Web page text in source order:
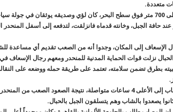
متعددة.
ومن ارتفاع يتخطى 700 متر فوق سطح البحر، كان لؤي وصديقه يوثقان في
حافة الجبل، وخانته قدماه فانزلقت، لتدفعه إلى أسفل
الإسعاف إلى المكان، وجدوا أنه من الصعب تقديم أي مساعدة
نزلت قوات الحماية المدنية للمنحدر ومعهم رجال الإسعاف
بطرق تضمن سلامته، تعتمد على طريقة حمله ووضعه على
استغرق رفع الشاب إلى الأعلى 4 ساعات متواصلة، نتيجة الصعود
يصعدوا بالشاب وهم يتسلقون الجبل بالحبال.